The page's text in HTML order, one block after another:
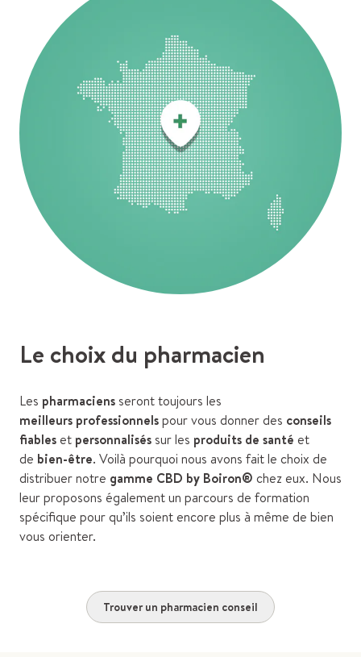
Le choix du pharmacien
Les pharmaciens seront toujours les
meilleurs professionnelspour vous donner des conseils
fiables et personnalisés sur les produits de santé et
de bien-être. Voilà pourquoi nous avons fait le choix de
distribuer notre gamme CBD by Boiron® chez eux. Nous
leur proposons également un parcours de formation
spécifique pour qu’ils soient encore plus à même de bien
vous orienter.
Trouver un pharmacien conseil